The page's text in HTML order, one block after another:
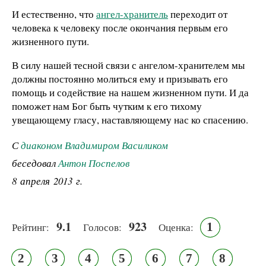
И естественно, что ангел-хранительпереходит от
человека к человеку после окончания первым его
жизненного пути.
В силу нашей тесной связи с ангелом-хранителем мы
должны постоянно молиться ему и призывать его
помощь и содействие на нашем жизненном пути. И да
поможет нам Бог быть чутким к его тихому
увещающему гласу, наставляющему нас ко спасению.
Сдиаконом Владимиром Василиком
беседовалАнтон Поспелов
8 апреля 2013 г.
Рейтинг: 9.1 Голосов: 923 Оценка: 1
2 3 4 5 6 7 8